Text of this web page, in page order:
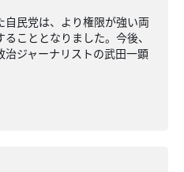
民党は、より権限が強い両
こととなりました。今後、
ジャーナリストの武田一顕